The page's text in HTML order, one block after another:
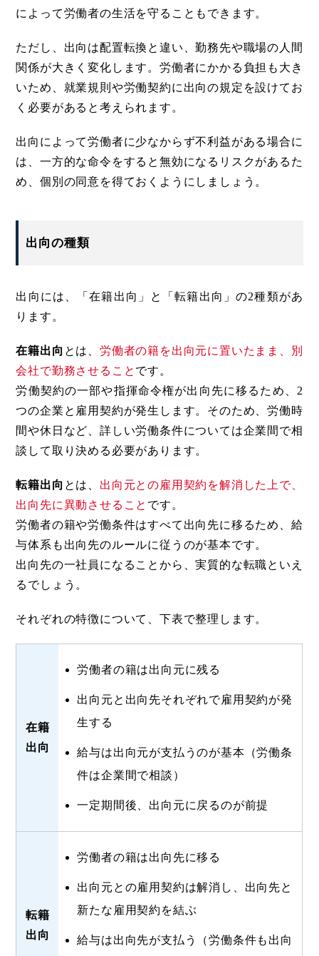
によって労働者の生活を守ることもできます。
ただし、出向は配置転換と違い、勤務先や職場の人間
関係が大きく変化します。労働者にかかる負担も大き
いため、就業規則や労働契約に出向の規定を設けてお
く必要があると考えられます。
出向によって労働者に少なからず不利益がある場合に
は、一方的な命令をすると無効になるリスクがあるた
め、個別の同意を得ておくようにしましょう。
出向の種類
出向には、「在籍出向」と「転籍出向」の2種類があ
ります。
在籍出向 とは、 労働者の籍を出向元に置いたまま、別
会社で勤務させること です。
労働契約の一部や指揮命令権が出向先に移るため、2
つの企業と雇用契約が発生します。そのため、労働時
間や休日など、詳しい労働条件については企業間で相
談して取り決める必要があります。
転籍出向 とは、 出向元との雇用契約を解消した上で、
出向先に異動させること です。
労働者の籍や労働条件はすべて出向先に移るため、給
与体系も出向先のルールに従うのが基本です。
出向先の一社員になることから、実質的な転職といえ
るでしょう。
それぞれの特徴について、下表で整理します。
在籍
出向
労働者の籍は出向元に残る
出向元と出向先それぞれで雇用契約が発
生する
給与は出向元が支払うのが基本（労働条
件は企業間で相談）
一定期間後、出向元に戻るのが前提
転籍
出向
労働者の籍は出向先に移る
出向元との雇用契約は解消し、出向先と
新たな雇用契約を結ぶ
給与は出向先が支払う（労働条件も出向